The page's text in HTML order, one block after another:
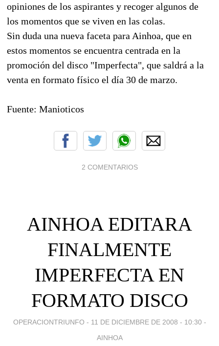
opiniones de los aspirantes y recoger algunos de
los momentos que se viven en las colas.
Sin duda una nueva faceta para Ainhoa, que en
estos momentos se encuentra centrada en la
promoción del disco "Imperfecta", que saldrá a la
venta en formato físico el día 30 de marzo.
Fuente: Manioticos
2 COMENTARIOS
AINHOA EDITARA
FINALMENTE
IMPERFECTA EN
FORMATO DISCO
OPERACIONTRIUNFO - 11 DE DICIEMBRE DE 2008 - 10:30 -
AINHOA